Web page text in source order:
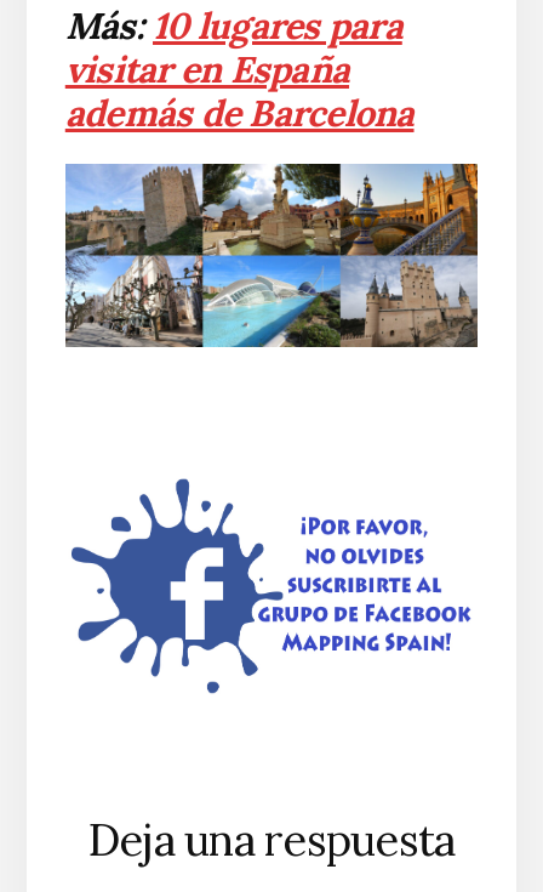
Más:10 lugares para
visitar en España
además de Barcelona
Reader
Interactions
Deja una respuesta